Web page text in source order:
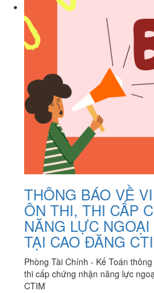
THÔNG BÁO VỀ
ÔN THI, THI CẤP
NĂNG LỰC
TẠI CAO ĐĂNG
Phòng Tài Chính - Kế Toán
thi cấp chứng nhận năng lực
CTIM